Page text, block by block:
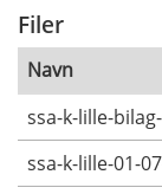
Filer
Navn
ssa-k-lille-
ssa-k-lille-01-